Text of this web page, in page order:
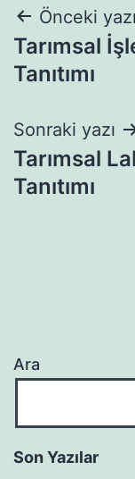
Yazı
Önceki yazı
Tarımsal
Tanıtımı
Sonraki yazı
Tarımsal
Tanıtımı
Ara
Son Yazılar